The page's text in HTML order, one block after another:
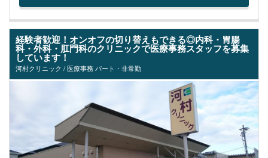
経験者歓迎！オンオフの切り替えもできる◎内科・胃腸
科・外科・肛門科のクリニックで医療事務スタッフを募集
しています！
河村クリニック / 医療事務 パート・非常勤